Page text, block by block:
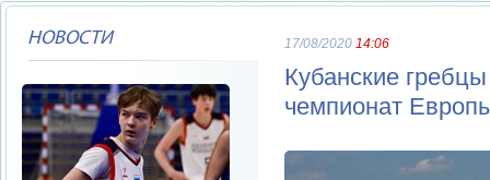
НОВОСТИ 17/08/2020 14:06
Кубанские
чемпионат